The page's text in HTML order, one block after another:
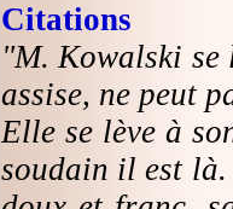
Citations
"M. Kowalski se
assise, ne peut
Elle se lève à
soudain il est là.